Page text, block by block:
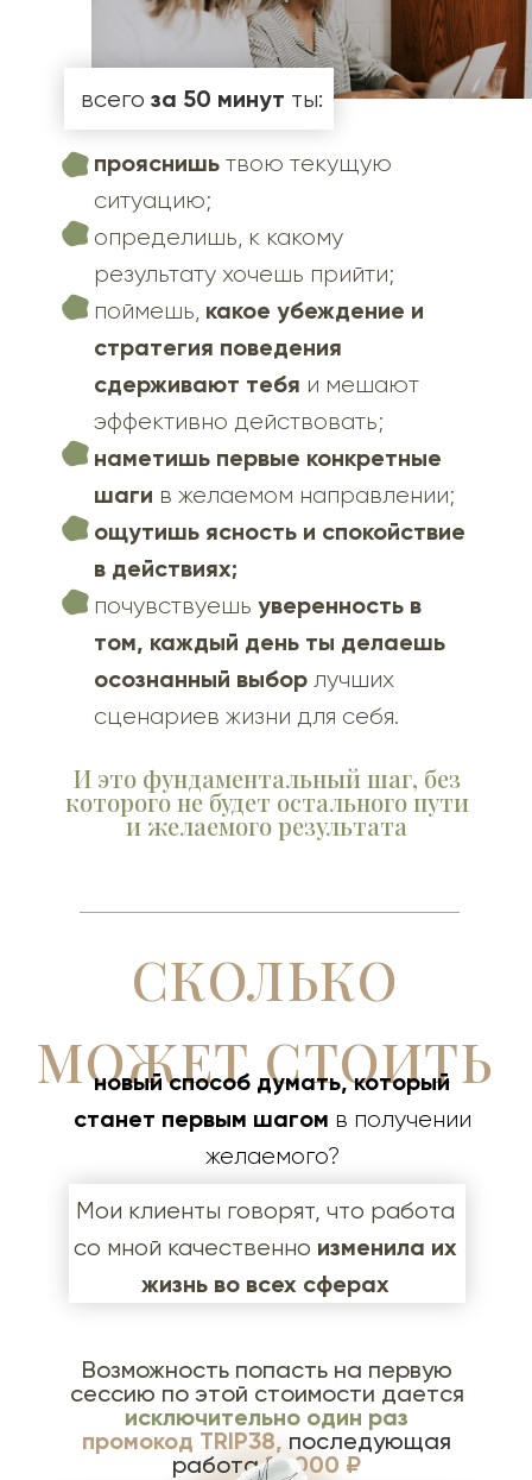
И это фундаментальный шаг, без
которого не будет остального пути
и желаемого результата
прояснишь твою текущую
ситуацию;
определишь, к какому
результату хочешь прийти;
поймешь, какое убеждение и
стратегия поведения
сдерживают тебя и мешают
эффективно действовать;
наметишь первые конкретные
шаги в желаемом направлении;
ощутишь ясность и спокойствие
в действиях;
почувствуешь уверенность в
том, каждый день ты делаешь
осознанный выбор лучших
сценариев жизни для себя.
всего за 50 минут ты:
Возможность попасть на первую
сессию по этой стоимости дается
исключительно один раз
промокод TRIP38, последующая
работа15 000 ₽
СКОЛЬКО
МОЖЕТ СТОИТЬ
Мои клиенты говорят, что работа
со мной качественно изменила их
жизнь во всех сферах
новый способ думать, который
станет первым шагом в получении
желаемого?